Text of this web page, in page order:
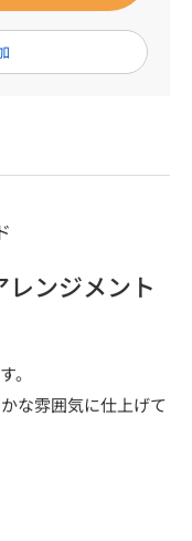
ンジメント
。
な雰囲気に仕上げて